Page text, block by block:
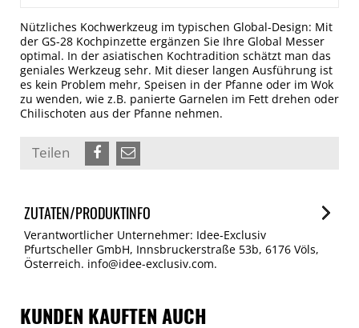
Nützliches Kochwerkzeug im typischen Global-Design: Mit
der GS-28 Kochpinzette ergänzen Sie Ihre Global Messer
optimal. In der asiatischen Kochtradition schätzt man das
geniales Werkzeug sehr. Mit dieser langen Ausführung ist
es kein Problem mehr, Speisen in der Pfanne oder im Wok
zu wenden, wie z.B. panierte Garnelen im Fett drehen oder
Chilischoten aus der Pfanne nehmen.
Teilen
ZUTATEN/PRODUKTINFO
Verantwortlicher Unternehmer: Idee-Exclusiv
Pfurtscheller GmbH, Innsbruckerstraße 53b, 6176 Völs,
Österreich. info@idee-exclusiv.com.
KUNDEN KAUFTEN AUCH